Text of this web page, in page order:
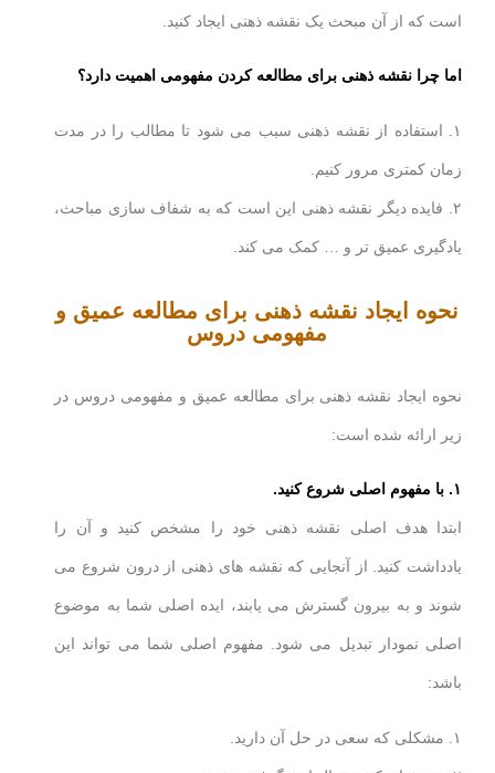
است که از آن مبحث یک نقشه ذهنی ایجاد کنید.
اما چرا نقشه ذهنی برای مطالعه کردن مفهومی اهمیت دارد؟
۱. استفاده از نقشه ذهنی سبب می شود تا مطالب را در مدت
زمان کمتری مرور کنیم.
۲. فایده دیگر نقشه ذهنی این است که به شفاف سازی مباحث،
یادگیری عمیق تر و … کمک می کند.
نحوه ایجاد نقشه ذهنی برای مطالعه عمیق و
مفهومی دروس
نحوه ایجاد نقشه ذهنی برای مطالعه عمیق و مفهومی دروس در
زیر ارائه شده است:
۱. با مفهوم اصلی شروع کنید.
ابتدا هدف اصلی نقشه ذهنی خود را مشخص کنید و آن را
یادداشت کنید. از آنجایی که نقشه های ذهنی از درون شروع می
شوند و به بیرون گسترش می یابند، ایده اصلی شما به موضوع
اصلی نمودار تبدیل می شود. مفهوم اصلی شما می تواند این
باشد:
۱. مشکلی که سعی در حل آن دارید.